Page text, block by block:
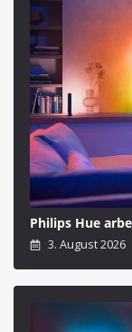
Philips Hue
3. August 2026